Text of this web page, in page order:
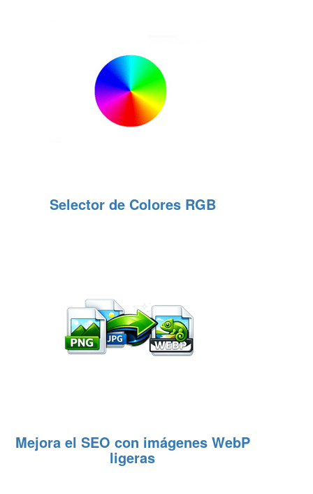
Selector de Colores RGB
Mejora el SEO con imágenes WebP
ligeras